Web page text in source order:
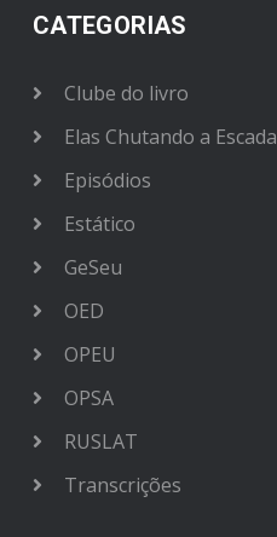
CATEGORIAS
Clube do livro
Elas Chutando a Escada
Episódios
Estático
GeSeu
OED
OPEU
OPSA
RUSLAT
Transcrições